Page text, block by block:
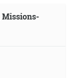
Missions-